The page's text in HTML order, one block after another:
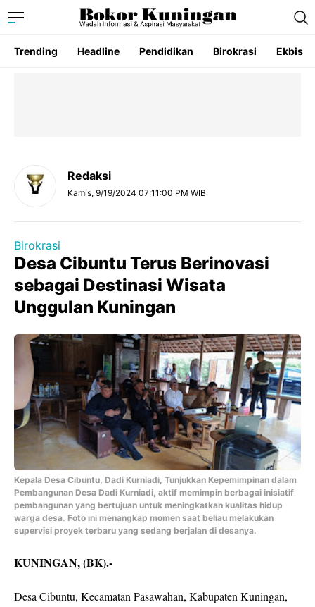
Trending Headline Pendidikan Birokrasi Ekbis
Redaksi
Kamis, 9/19/2024 07:11:00 PM WIB
Birokrasi
Desa Cibuntu Terus Berinovasi
sebagai Destinasi Wisata
Unggulan Kuningan
Kepala Desa Cibuntu, Dadi Kurniadi, Tunjukkan Kepemimpinan dalam
Pembangunan Desa Dadi Kurniadi, aktif memimpin berbagai inisiatif
pembangunan yang bertujuan untuk meningkatkan kualitas hidup
warga desa. Foto ini menangkap momen saat beliau melakukan
supervisi proyek terbaru yang sedang berjalan di desanya.
KUNINGAN, (BK).-
Desa Cibuntu, Kecamatan Pasawahan, Kabupaten Kuningan,